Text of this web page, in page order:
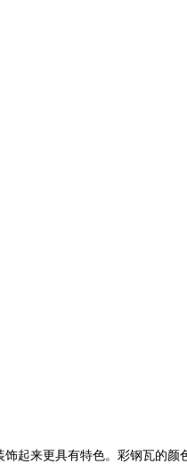
起来更具有特色。彩钢瓦的